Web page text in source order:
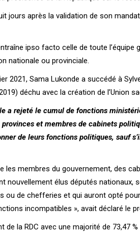
jours après la validation de son
ipso facto celle de toute l’équipe
nationale ou provinciale.
2021, Sama Lukonde a succédé à
déchu avec la création de l’Union
a rejeté le cumul de fonctions
et membres de cabinets
de leurs fonctions politiques, sauf
les membres du gouvernement, des
nouvellement élus députés nationaux,
ou de chefferies et qui auront opté
incompatibles », avait déclaré le
de la RDC avec une majorité de 73,47